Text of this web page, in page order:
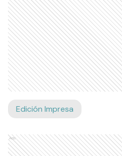
Edición Impresa
Ads